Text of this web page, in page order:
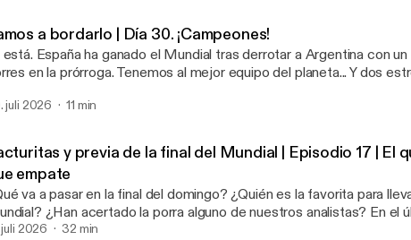
la experiencia de Antón Meana siguiendo a los de Luis de la Fuente
mes y medio.
a bordarlo | Día 30. ¡Campeones!
está. España ha ganado el Mundial tras derrotar a Argentina con
en la prórroga. Tenemos al mejor equipo del planeta... Y dos
cómo se vivió en Nueva York la previa del partido que
juli 2026 11 min
y previa de la final del Mundial | Episodio 17 | El
empate
va a pasar en la final del domingo? ¿Quién es la favorita para
¿Han acertado la porra alguno de nuestros analistas? En el último episodio
El que pueda, que empate, Bruno Alemany, Axel Torres y Antonio
juli 2026 32 min